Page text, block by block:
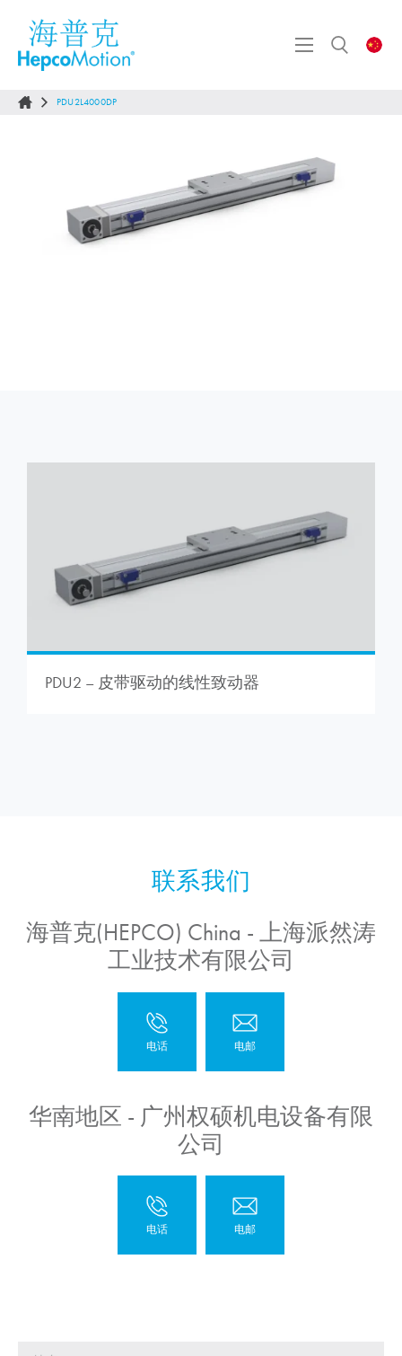
PDU2L4000DP
PDU2 – 皮带驱动的线性致动器
海普克(HEPCO) China - 上海派然涛
工业技术有限公司
华南地区 - 广州权硕机电设备有限
公司